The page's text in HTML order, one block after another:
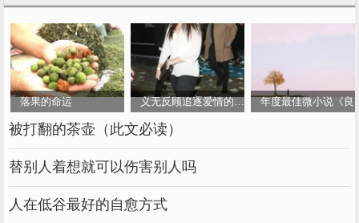
落果的命运 义无反顾追逐爱情的女人 年度最佳微小说《良
被打翻的茶壶（此文必读）
替别人着想就可以伤害别人吗
人在低谷最好的自愈方式